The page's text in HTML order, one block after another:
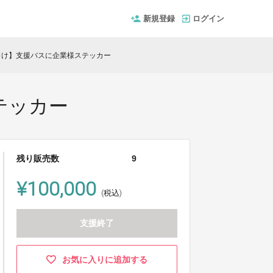
新規登録 ログイン
】支援バスに企業様ステッカー
ッカー
残り販売数 9
¥100,000 (税込)
支援終了
お気に入りに追加する